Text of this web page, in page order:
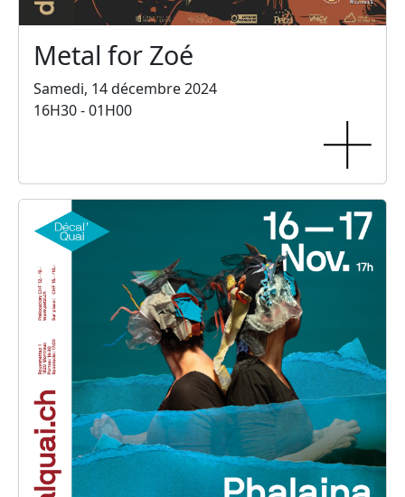
Metal for Zoé
Samedi, 14 décembre 2024
16H30 - 01H00